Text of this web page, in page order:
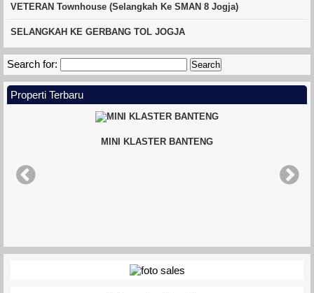
VETERAN Townhouse (Selangkah Ke SMAN 8 Jogja)
SELANGKAH KE GERBANG TOL JOGJA
Search for:
Properti Terbaru
MINI KLASTER BANTENG